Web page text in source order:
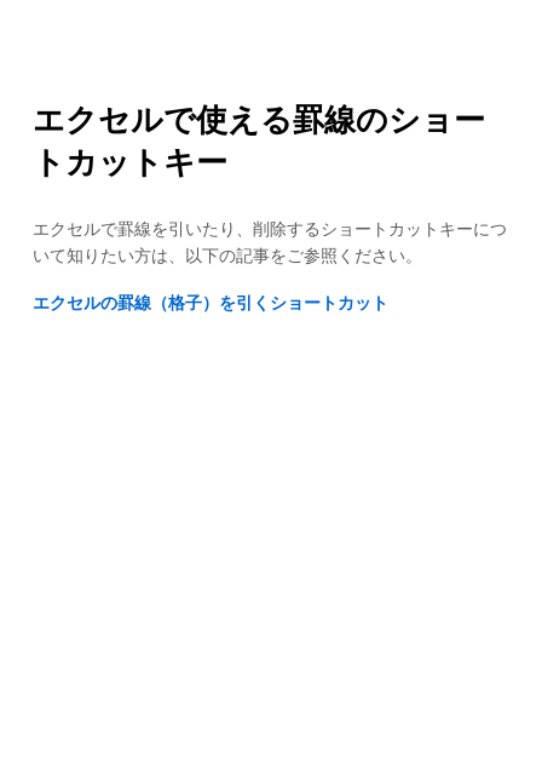
エクセルで使える罫線のショー
トカットキー
エクセルで罫線を引いたり、削除するショートカットキーにつ
いて知りたい方は、以下の記事をご参照ください。
エクセルの罫線（格子）を引くショートカット